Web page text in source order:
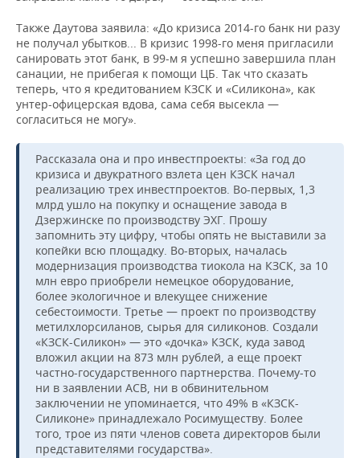
Также Даутова заявила: «До кризиса 2014-го банк ни разу
не получал убытков... В кризис 1998-го меня пригласили
санировать этот банк, в 99-м я успешно завершила план
санации, не прибегая к помощи ЦБ. Так что сказать
теперь, что я кредитованием КЗСК и «Силикона», как
унтер-офицерская вдова, сама себя высекла —
согласиться не могу».
Рассказала она и про инвестпроекты: «За год до
кризиса и двукратного взлета цен КЗСК начал
реализацию трех инвестпроектов. Во-первых, 1,3
млрд ушло на покупку и оснащение завода в
Дзержинске по производству ЭХГ. Прошу
запомнить эту цифру, чтобы опять не выставили за
копейки всю площадку. Во-вторых, началась
модернизация производства тиокола на КЗСК, за 10
млн евро приобрели немецкое оборудование,
более экологичное и влекущее снижение
себестоимости. Третье — проект по производству
метилхлорсиланов, сырья для силиконов. Создали
«КЗСК-Силикон» — это «дочка» КЗСК, куда завод
вложил акции на 873 млн рублей, а еще проект
частно-государственного партнерства. Почему-то
ни в заявлении АСВ, ни в обвинительном
заключении не упоминается, что 49% в «КЗСК-
Силиконе» принадлежало Росимуществу. Более
того, трое из пяти членов совета директоров были
представителями государства».